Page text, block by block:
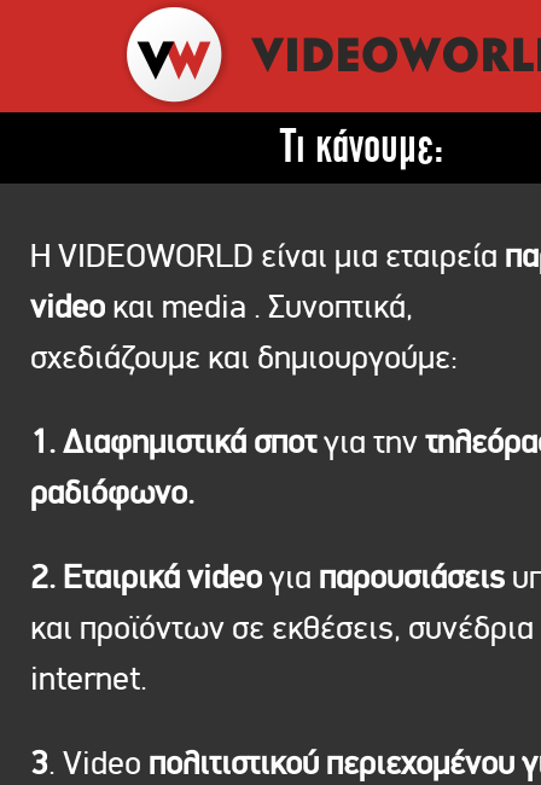
Τι κάνουμε:
Η VIDEOWORLD είναι μια εταιρεία
video και media . Συνοπτικά,
σχεδιάζουμε και δημιουργούμε:
1. Διαφημιστικά σποτγια την
ραδιόφωνο.
2. Εταιρικά videoγια παρουσιάσεις
και προϊόντων σε εκθέσεις, συνέδρια
internet.
3. Video πολιτιστικού περιεχομένου